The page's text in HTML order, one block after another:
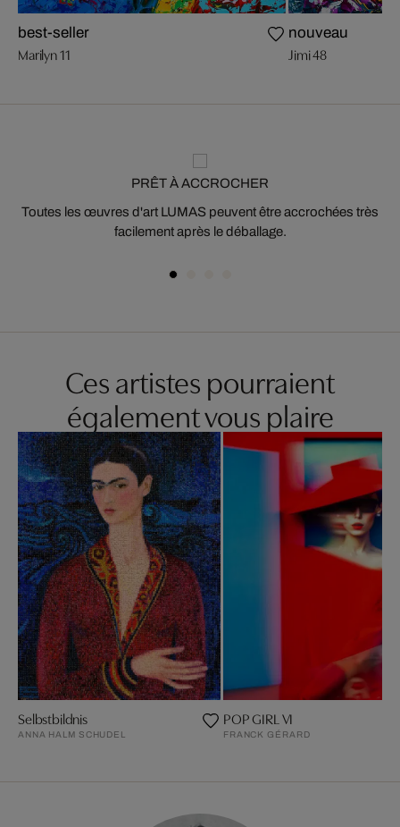
best-seller
Marilyn 11
nouveau
Jimi 48
PRÊT À ACCROCHER
Toutes les œuvres d'art LUMAS peuvent être accrochées très
facilement après le déballage.
Ces artistes pourraient
également vous plaire
Selbstbildnis
ANNA HALM SCHUDEL
POP GIRL VI
FRANCK GÉRARD